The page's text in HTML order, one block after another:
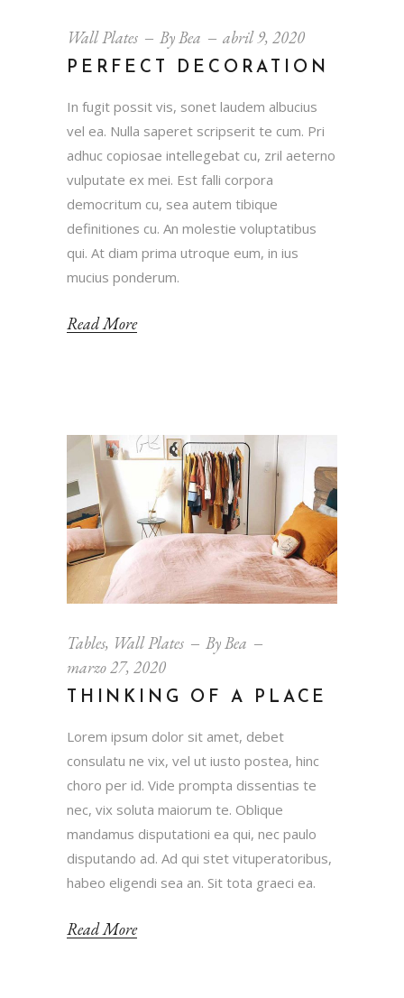
Wall Plates ByBea abril 9, 2020
PERFECT DECORATION
In fugit possit vis, sonet laudem albucius
vel ea. Nulla saperet scripserit te cum. Pri
adhuc copiosae intellegebat cu, zril aeterno
vulputate ex mei. Est falli corpora
democritum cu, sea autem tibique
definitiones cu. An molestie voluptatibus
qui. At diam prima utroque eum, in ius
mucius ponderum.
Read More
Tables, Wall Plates ByBea
marzo 27, 2020
THINKING OF A PLACE
Lorem ipsum dolor sit amet, debet
consulatu ne vix, vel ut iusto postea, hinc
choro per id. Vide prompta dissentias te
nec, vix soluta maiorum te. Oblique
mandamus disputationi ea qui, nec paulo
disputando ad. Ad qui stet vituperatoribus,
habeo eligendi sea an. Sit tota graeci ea.
Read More